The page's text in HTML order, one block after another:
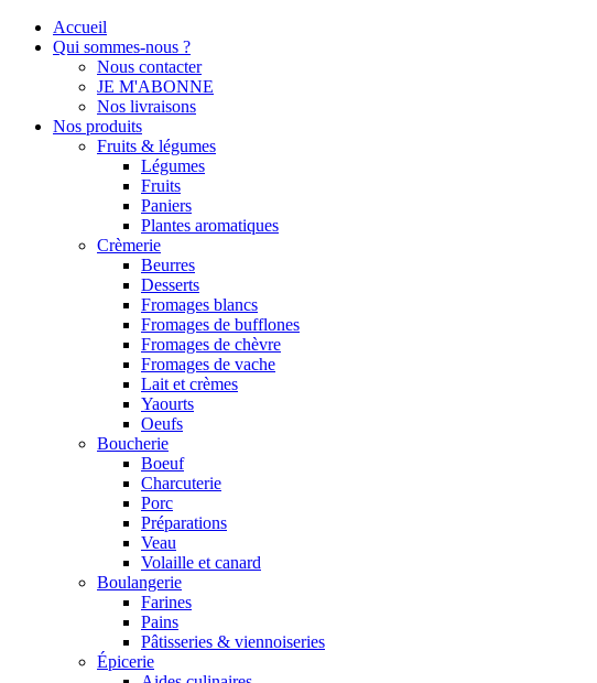
Accueil
Qui sommes-nous ?
Nous contacter
JE M'ABONNE
Nos livraisons
Nos produits
Fruits & légumes
Légumes
Fruits
Paniers
Plantes aromatiques
Crèmerie
Beurres
Desserts
Fromages blancs
Fromages de bufflones
Fromages de chèvre
Fromages de vache
Lait et crèmes
Yaourts
Oeufs
Boucherie
Boeuf
Charcuterie
Porc
Préparations
Veau
Volaille et canard
Boulangerie
Farines
Pains
Pâtisseries & viennoiseries
Épicerie